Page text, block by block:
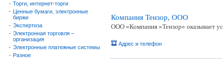
- Торги, интернет-торги
- Ценные бумаги, электронные
биржи
- Экспертиза
- Электронная торговля –
организация
- Электронные платежные системы
- Разное
Компания Тензор, ООО
ООО «Компания «Тензор» оказывает
Адрес и телефон